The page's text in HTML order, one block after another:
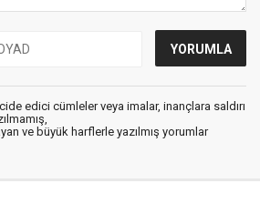
edici cümleler veya imalar, inançlara saldırı
ve büyük harflerle yazılmış yorumlar